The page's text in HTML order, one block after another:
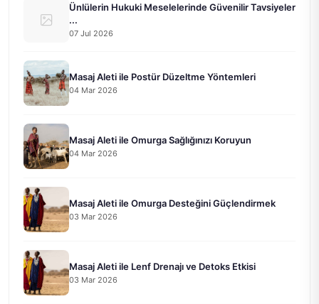
Ünlülerin Hukuki Meselelerinde Güvenilir Tavsiyeler
...
07 Jul 2026
Masaj Aleti ile Postür Düzeltme Yöntemleri
04 Mar 2026
Masaj Aleti ile Omurga Sağlığınızı Koruyun
04 Mar 2026
Masaj Aleti ile Omurga Desteğini Güçlendirmek
03 Mar 2026
Masaj Aleti ile Lenf Drenajı ve Detoks Etkisi
03 Mar 2026